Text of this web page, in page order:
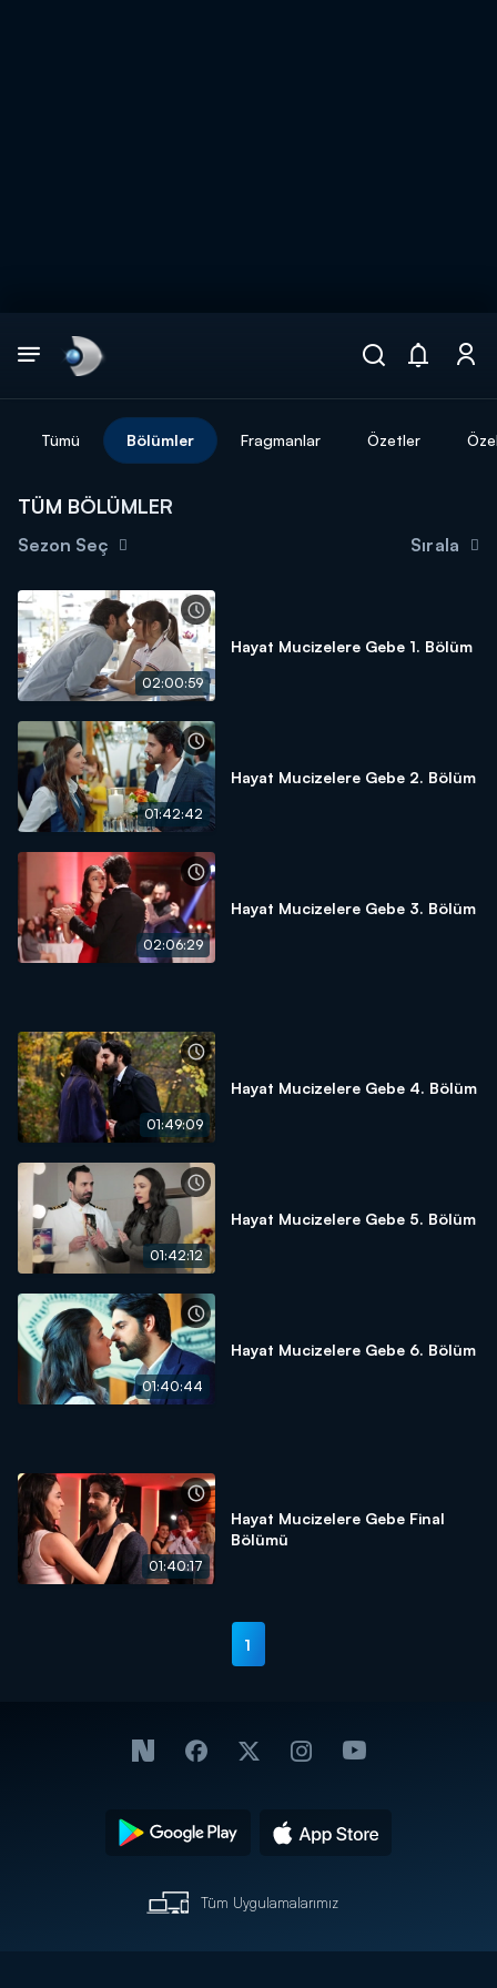
DİĞER SONUÇLAR
Tümü Bölümler Fragmanlar Özetler
TÜM BÖLÜMLER
Sezon Seç Sırala
02:00:59
Hayat Mucizelere Gebe 1. Bölüm
01:42:42
Hayat Mucizelere Gebe 2. Bölüm
02:06:29
Hayat Mucizelere Gebe 3. Bölüm
01:49:09
Hayat Mucizelere Gebe 4. Bölüm
01:42:12
Hayat Mucizelere Gebe 5. Bölüm
01:40:44
Hayat Mucizelere Gebe 6. Bölüm
01:40:17
Hayat Mucizelere Gebe Final
Bölümü
1
Tüm Uygulamalarımız